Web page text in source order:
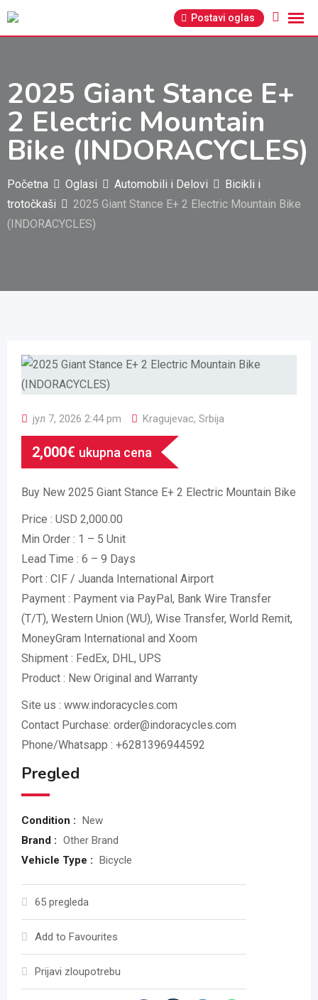
Pređi
Postavi oglas
2025 Giant Stance E+
2 Electric Mountain
Bike (INDORACYCLES)
Početna Oglasi Automobili i Delovi
Bicikli i
trotočkaši
2025 Giant Stance E+ 2 Electric Mountain Bike
(INDORACYCLES)
јул 7, 2026 2:44 pm Kragujevac, Srbija
2,000€ ukupna cena
Buy New 2025 Giant Stance E+ 2 Electric Mountain Bike
Price : USD 2,000.00
Min Order : 1 – 5 Unit
Lead Time : 6 – 9 Days
Port : CIF / Juanda International Airport
Payment : Payment via PayPal, Bank Wire Transfer
(T/T), Western Union (WU), Wise Transfer, World Remit,
MoneyGram International and Xoom
Shipment : FedEx, DHL, UPS
Product : New Original and Warranty
Site us : www.indoracycles.com
Contact Purchase: order@indoracycles.com
Phone/Whatsapp : +6281396944592
Pregled
Condition : New
Brand : Other Brand
Vehicle Type : Bicycle
65 pregleda
Add to Favourites
Prijavi zloupotrebu